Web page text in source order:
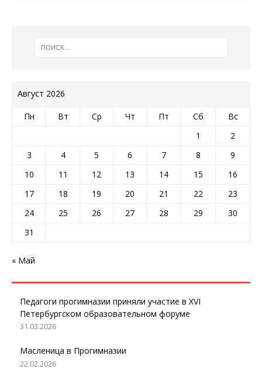
Август 2026
Пн Вт Ср Чт Пт Сб
Вс
1
2
3
4 5 6 7 8
9
10
11 12 13 14 15
16
17
18 19 20 21 22
23
24
25 26 27 28 29
30
31
« Май
Педагоги прогимназии приняли участие в XVI
Петербургском образовательном форуме
31.03.2026
Масленица в Прогимназии
22.02.2026